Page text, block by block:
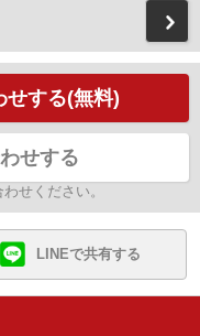
せする(無料)
せする
せください。
LINEで共有する